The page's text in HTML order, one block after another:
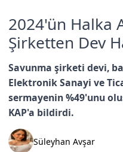
2024'ün Halka
Şirketten Dev
Savunma şirketi devi,
Elektronik Sanayi ve
sermayenin %49'unu
KAP'a bildirdi.
Süleyhan Avşar